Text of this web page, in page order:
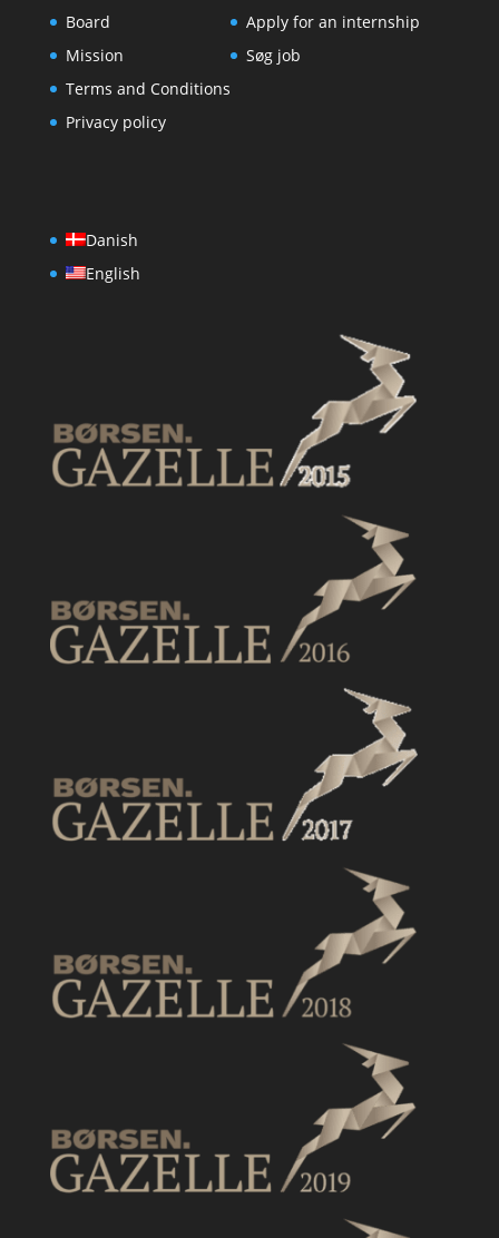
Board
Mission
Terms and Conditions
Privacy policy
Apply for an internship
Søg job
Danish
English